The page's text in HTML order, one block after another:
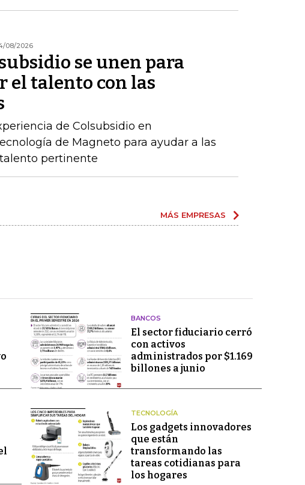
08/2026
se unen para
el talento con las
de Colsubsidio en
de Magneto para ayudar a las
pertinente
MÁS EMPRESAS
BANCOS
El sector fiduciario cerró
con activos
administrados por $1.169
billones a junio
TECNOLOGÍA
Los gadgets innovadores
que están
transformando las
tareas cotidianas para
los hogares